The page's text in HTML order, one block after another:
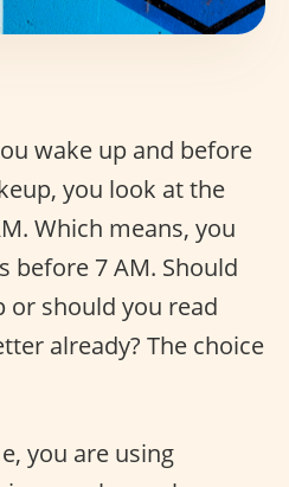
wake up and before
you look at the
Which means, you
before 7 AM. Should
or should you read
already? The choice
you are using